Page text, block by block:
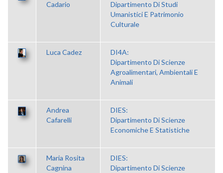
Cadario
Dipartimento Di Studi
Umanistici E Patrimonio
Culturale
Luca Cadez
DI4A:
Dipartimento Di Scienze
Agroalimentari, Ambientali E
Animali
Andrea
Cafarelli
DIES:
Dipartimento Di Scienze
Economiche E Statistiche
Maria Rosita
Cagnina
DIES:
Dipartimento Di Scienze